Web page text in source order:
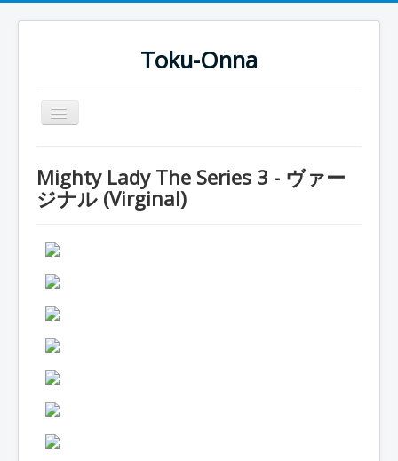
Toku-Onna
Basculer
la
Toku-Actrices
Séries
Films
COSAA
Dessins
Artiste Asperger
Lexique
Mighty Lady The Series 3 - ヴァー
ジナル (Virginal)